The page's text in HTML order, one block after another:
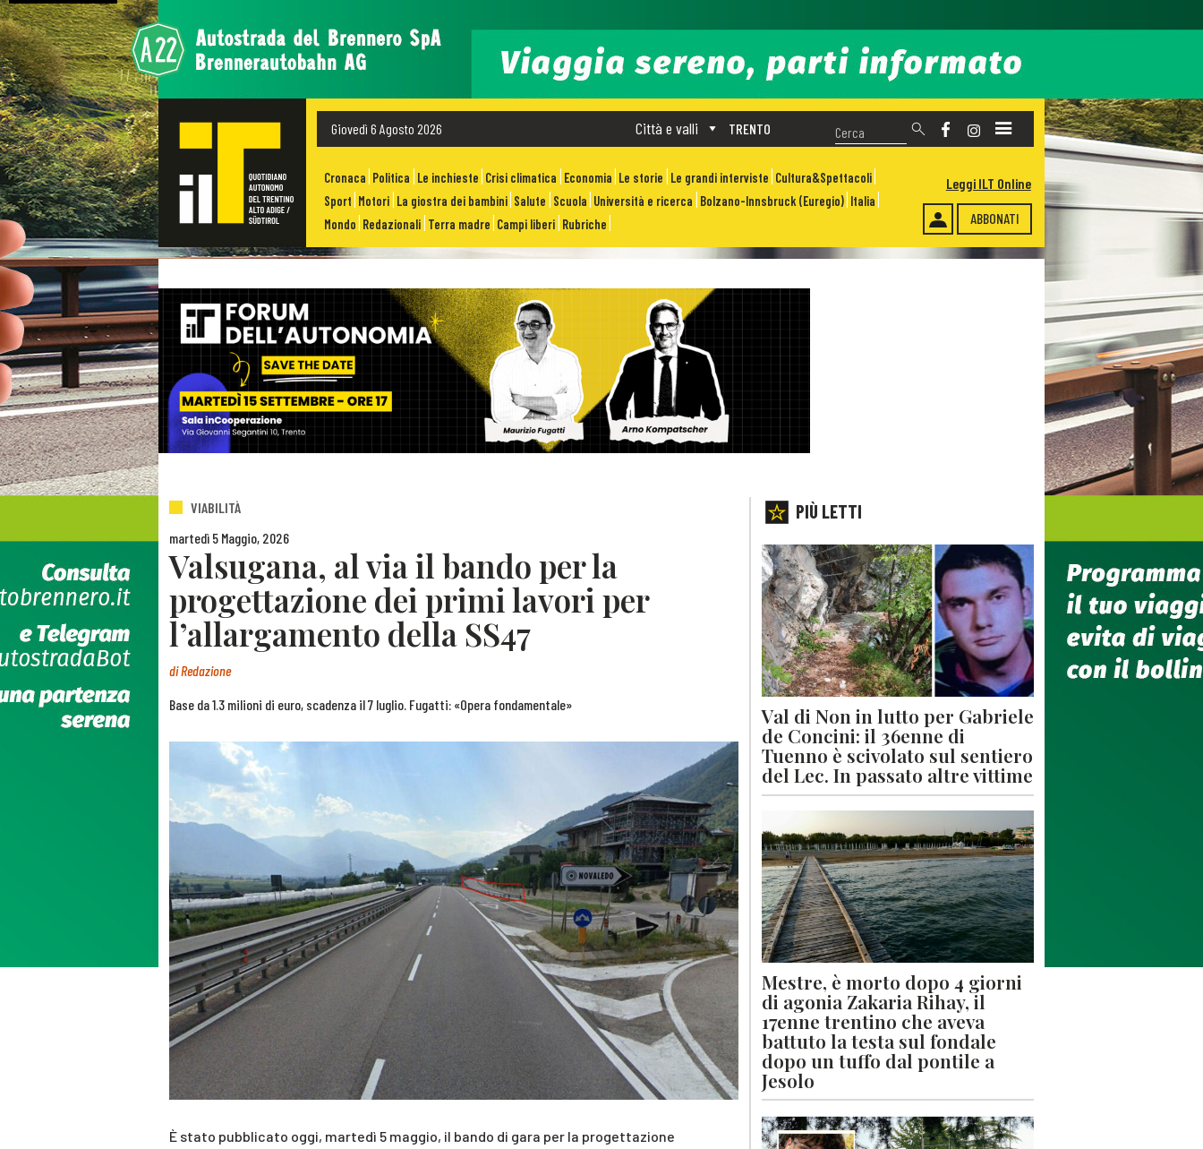
Giovedì 6 Agosto 2026 TRENTO
Città e valli
Cronaca Politica Le inchieste Crisi climatica Economia Le storie Le grandi interviste Cultura&Spettacoli
Sport Motori La giostra dei bambini Salute Scuola Università e ricerca Bolzano-Innsbruck (Euregio) Italia
Mondo Redazionali Terra madre Campi liberi Rubriche ABBONATI
Leggi ILT Online
VIABILITÀ
martedì 5 Maggio, 2026
Valsugana, al via il bando per la
progettazione dei primi lavori per
l’allargamento della SS47
diRedazione
Base da 1.3 milioni di euro, scadenza il 7 luglio. Fugatti: «Opera fondamentale»
È stato pubblicato oggi, martedì 5 maggio, il bando di gara per la progettazione
PIÙ LETTI
Val di Non in lutto per Gabriele
de Concini: il 36enne di
Tuenno è scivolato sul sentiero
del Lec. In passato altre vittime
Mestre, è morto dopo 4 giorni
di agonia Zakaria Rihay, il
17enne trentino che aveva
battuto la testa sul fondale
dopo un tuffo dal pontile a
Jesolo